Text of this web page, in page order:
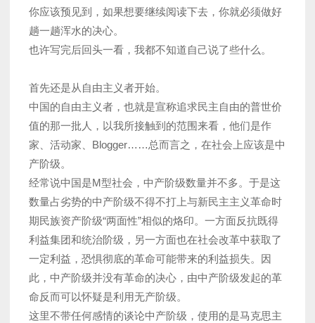
你应该预见到，如果想要继续阅读下去，你就必须做好
趟一趟浑水的决心。
也许写完后回头一看，我都不知道自己说了些什么。
首先还是从自由主义者开始。
中国的自由主义者，也就是宣称追求民主自由的普世价
值的那一批人，以我所接触到的范围来看，他们是作
家、活动家、Blogger……总而言之，在社会上应该是中
产阶级。
经常说中国是M型社会，中产阶级数量并不多。于是这
数量占劣势的中产阶级不得不打上与新民主主义革命时
期民族资产阶级“两面性”相似的烙印。一方面反抗既得
利益集团和统治阶级，另一方面也在社会改革中获取了
一定利益，恐惧彻底的革命可能带来的利益损失。因
此，中产阶级并没有革命的决心，由中产阶级发起的革
命反而可以怀疑是利用无产阶级。
这里不带任何感情的谈论中产阶级，使用的是马克思主